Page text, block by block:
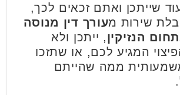
שייתכן ואתם זכאים לכך,
שירות מעורך דין מנוסה
הנזיקין, ייתכן ולא
המגיע לכם, או שתזכו
משמעותית ממה שהייתם